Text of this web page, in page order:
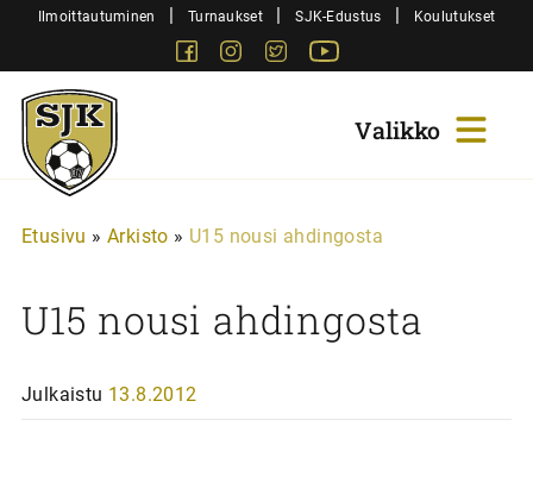
SiirryIlmoittautuminen | Turnaukset | SJK-Edustus | Koulutukset
FacebookInstagram
Twitter
Sjk-
Juniorit
Etusivu » Arkisto » U15 nousi ahdingosta
U15 nousi ahdingosta
Julkaistu 13.8.2012